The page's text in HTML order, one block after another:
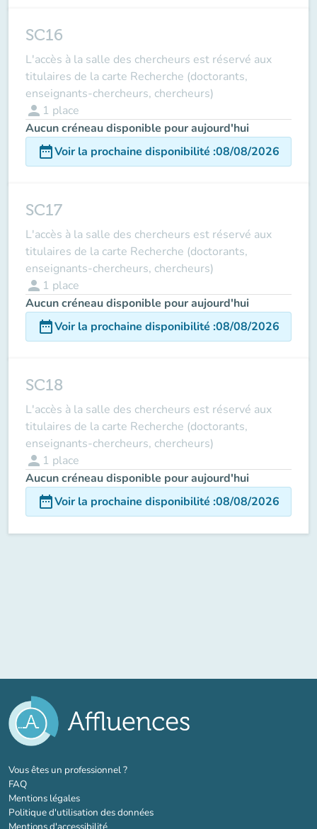
SC16
L'accès à la salle des chercheurs est réservé aux
titulaires de la carte Recherche (doctorants,
enseignants-chercheurs, chercheurs)
person 1 place
Aucun créneau disponible pour aujourd'hui
date_rangeVoir la prochaine disponibilité :08/08/2026
SC17
L'accès à la salle des chercheurs est réservé aux
titulaires de la carte Recherche (doctorants,
enseignants-chercheurs, chercheurs)
person 1 place
Aucun créneau disponible pour aujourd'hui
date_rangeVoir la prochaine disponibilité :08/08/2026
SC18
L'accès à la salle des chercheurs est réservé aux
titulaires de la carte Recherche (doctorants,
enseignants-chercheurs, chercheurs)
person 1 place
Aucun créneau disponible pour aujourd'hui
date_rangeVoir la prochaine disponibilité :08/08/2026
Vous êtes un professionnel ?(nouvel onglet)
FAQ
Mentions légales
Politique d'utilisation des données